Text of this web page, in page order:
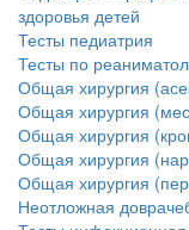
здоровья детей
Тесты педиатрия
Тесты по
Общая хирургия
Общая хирургия
Общая хирургия
Общая хирургия
Общая хирургия
Неотложная